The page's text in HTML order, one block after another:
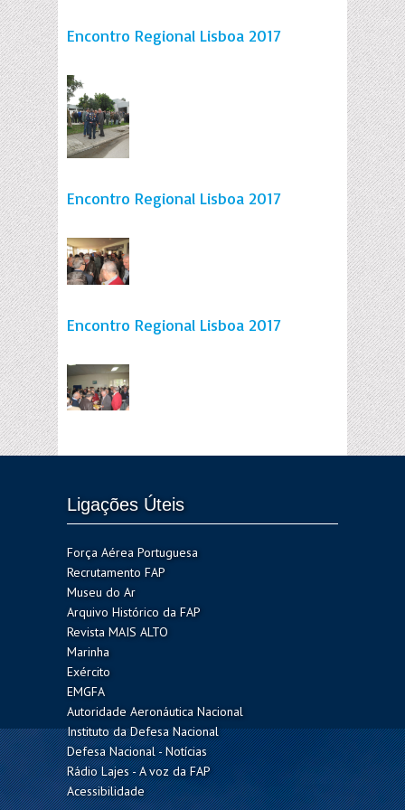
Encontro Regional Lisboa 2017
Encontro Regional Lisboa 2017
Encontro Regional Lisboa 2017
Ligações Úteis
Força Aérea Portuguesa
Recrutamento FAP
Museu do Ar
Arquivo Histórico da FAP
Revista MAIS ALTO
Marinha
Exército
EMGFA
Autoridade Aeronáutica Nacional
Instituto da Defesa Nacional
Defesa Nacional - Notícias
Rádio Lajes - A voz da FAP
Acessibilidade